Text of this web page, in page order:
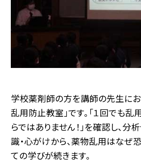
学校薬剤師の方を講師の先生にお
乱用防止教室」です。「１回でも乱
らではありません！」を確認し、分
識・心がけから、薬物乱用はなぜ
ての学びが続きます。